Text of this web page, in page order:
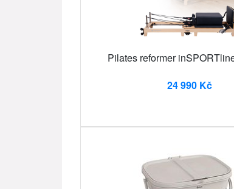
Pilates reformer
24 990 Kč